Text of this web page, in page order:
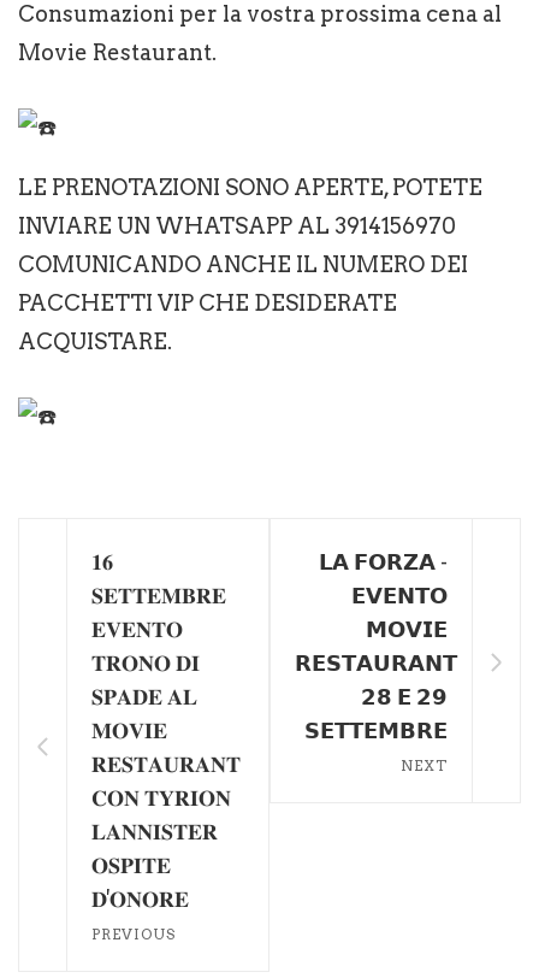
Consumazioni per la vostra prossima cena al
Movie Restaurant.
LE PRENOTAZIONI SONO APERTE, POTETE
INVIARE UN WHATSAPP AL 3914156970
COMUNICANDO ANCHE IL NUMERO DEI
PACCHETTI VIP CHE DESIDERATE
ACQUISTARE.
𝟏𝟔
𝐒𝐄𝐓𝐓𝐄𝐌𝐁𝐑𝐄
𝐄𝐕𝐄𝐍𝐓𝐎
𝐓𝐑𝐎𝐍𝐎 𝐃𝐈
𝐒𝐏𝐀𝐃𝐄 𝐀𝐋
𝐌𝐎𝐕𝐈𝐄
𝐑𝐄𝐒𝐓𝐀𝐔𝐑𝐀𝐍𝐓
𝐂𝐎𝐍 𝐓𝐘𝐑𝐈𝐎𝐍
𝐋𝐀𝐍𝐍𝐈𝐒𝐓𝐄𝐑
𝐎𝐒𝐏𝐈𝐓𝐄
𝐃'𝐎𝐍𝐎𝐑𝐄
PREVIOUS
𝗟𝗔 𝗙𝗢𝗥𝗭𝗔 -
𝗘𝗩𝗘𝗡𝗧𝗢
𝗠𝗢𝗩𝗜𝗘
𝗥𝗘𝗦𝗧𝗔𝗨𝗥𝗔𝗡𝗧
𝟮𝟴 𝗘 𝟮𝟵
𝗦𝗘𝗧𝗧𝗘𝗠𝗕𝗥𝗘
NEXT